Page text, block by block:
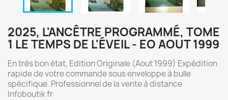
2025, L'ANCÊTRE PROGRAMMÉ, TOME
1 LE TEMPS DE L'ÉVEIL - EO AOUT 1999
En très bon état, Edition Originale (Aout 1999) Expédition
rapide de votre commande sous enveloppe à bulle
spécifique. Professionnel de la vente à distance
Infoboutik fr